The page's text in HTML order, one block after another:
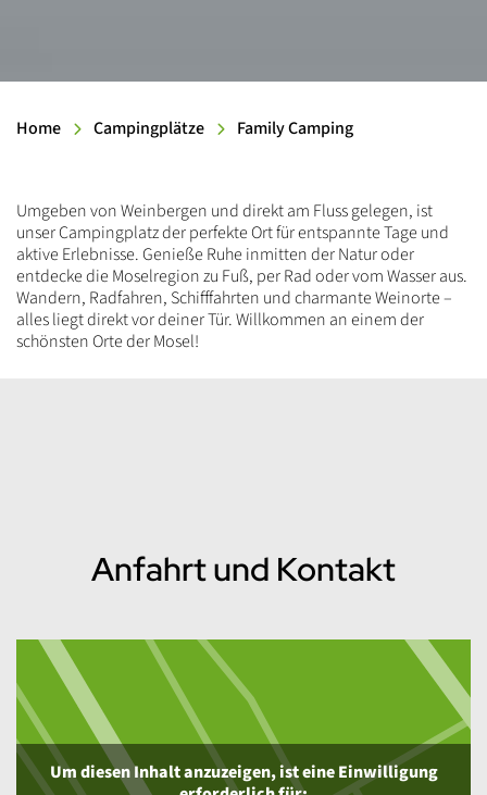
Home Campingplätze Family Camping
Einleitung
Umgeben von Weinbergen und direkt am Fluss gelegen, ist
unser Campingplatz der perfekte Ort für entspannte Tage und
aktive Erlebnisse. Genieße Ruhe inmitten der Natur oder
entdecke die Moselregion zu Fuß, per Rad oder vom Wasser aus.
Wandern, Radfahren, Schifffahrten und charmante Weinorte –
alles liegt direkt vor deiner Tür. Willkommen an einem der
schönsten Orte der Mosel!
Anfahrt und Kontakt
Um diesen Inhalt anzuzeigen, ist eine Einwilligung